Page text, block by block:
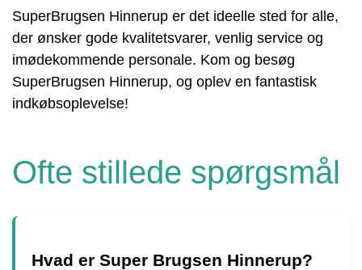
SuperBrugsen Hinnerup er det ideelle sted for alle,
der ønsker gode kvalitetsvarer, venlig service og
imødekommende personale. Kom og besøg
SuperBrugsen Hinnerup, og oplev en fantastisk
indkøbsoplevelse!
Ofte stillede spørgsmål
Hvad er Super Brugsen Hinnerup?